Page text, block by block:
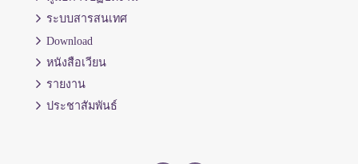
ระบบสารสนเทศ
Download
หนังสือเวียน
รายงาน
ประชาสัมพันธ์